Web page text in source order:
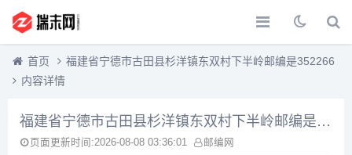
首页
福建省宁德市古田县杉洋镇东双村下半岭邮编是352266
内容详情
福建省宁德市古田县杉洋镇东双村下半岭邮编是352266
页面更新时间:2026-08-08 03:36:01 邮编网